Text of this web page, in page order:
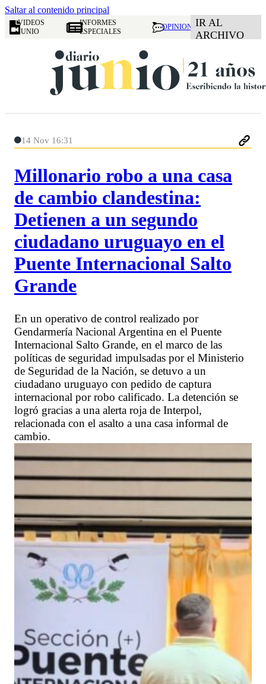
Saltar al contenido principal
VIDEOS
JUNIO
INFORMES
ESPECIALES
OPINION IR AL
ARCHIVO
14 Nov 16:31
Millonario robo a una casa
de cambio clandestina:
Detienen a un segundo
ciudadano uruguayo en el
Puente Internacional Salto
Grande
En un operativo de control realizado por
Gendarmería Nacional Argentina en el Puente
Internacional Salto Grande, en el marco de las
políticas de seguridad impulsadas por el Ministerio
de Seguridad de la Nación, se detuvo a un
ciudadano uruguayo con pedido de captura
internacional por robo calificado. La detención se
logró gracias a una alerta roja de Interpol,
relacionada con el asalto a una casa informal de
cambio.